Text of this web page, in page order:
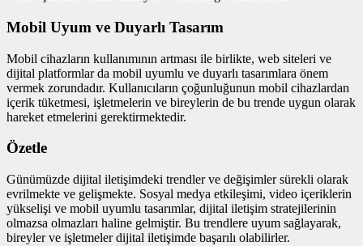
Mobil Uyum ve Duyarlı Tasarım
Mobil cihazların kullanımının artması ile birlikte, web siteleri ve
dijital platformlar da mobil uyumlu ve duyarlı tasarımlara önem
vermek zorundadır. Kullanıcıların çoğunluğunun mobil cihazlardan
içerik tüketmesi, işletmelerin ve bireylerin de bu trende uygun olarak
hareket etmelerini gerektirmektedir.
Özetle
Günümüzde dijital iletişimdeki trendler ve değişimler sürekli olarak
evrilmekte ve gelişmekte. Sosyal medya etkileşimi, video içeriklerin
yükselişi ve mobil uyumlu tasarımlar, dijital iletişim stratejilerinin
olmazsa olmazları haline gelmiştir. Bu trendlere uyum sağlayarak,
bireyler ve işletmeler dijital iletişimde başarılı olabilirler.